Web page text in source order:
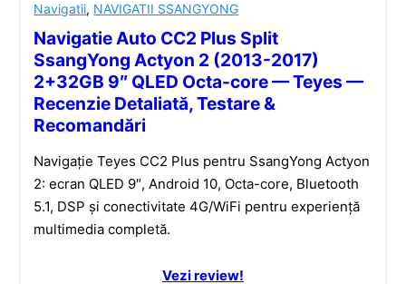
Navigatii, NAVIGATII SSANGYONG
Navigatie Auto CC2 Plus Split
SsangYong Actyon 2 (2013-2017)
2+32GB 9″ QLED Octa-core — Teyes —
Recenzie Detaliată, Testare &
Recomandări
Navigație Teyes CC2 Plus pentru SsangYong Actyon
2: ecran QLED 9″, Android 10, Octa-core, Bluetooth
5.1, DSP și conectivitate 4G/WiFi pentru experiență
multimedia completă.
Vezi review!